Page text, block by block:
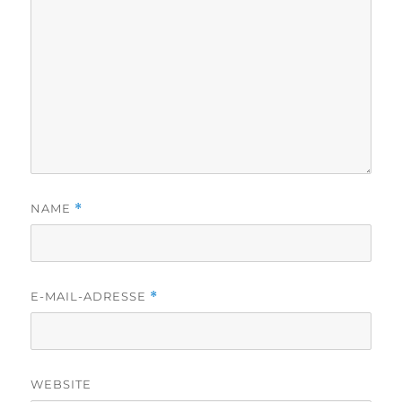
NAME *
E-MAIL-ADRESSE *
WEBSITE